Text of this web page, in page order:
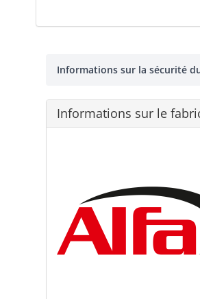
Informations sur la sécurité
Informations sur le